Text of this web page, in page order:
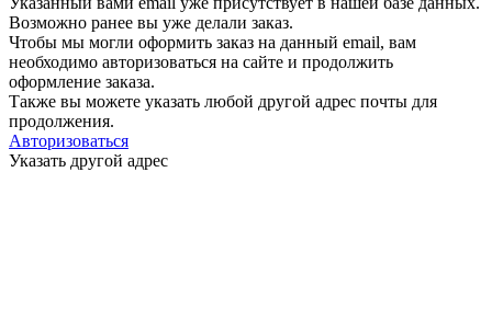
Возможно ранее вы уже делали заказ.
Чтобы мы могли оформить заказ на данный email, вам
необходимо авторизоваться на сайте и продолжить
оформление заказа.
Также вы можете указать любой другой адрес почты для
продолжения.
Авторизоваться
Указать другой адрес